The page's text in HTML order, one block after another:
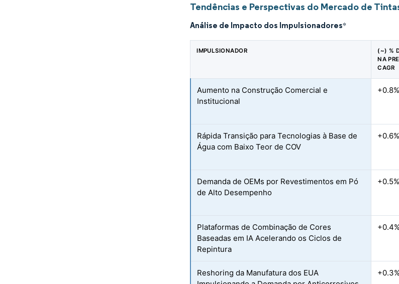
Tendências e Perspectivas do Mercado de
Análise de Impacto dos Impulsionadores*
IMPULSIONADOR
(~) %
NA
CAGR
Aumento na Construção Comercial e
Institucional
+0.8%
Rápida Transição para Tecnologias à Base de
Água com Baixo Teor de COV
+0.6%
Demanda de OEMs por Revestimentos em Pó
de Alto Desempenho
+0.5%
Plataformas de Combinação de Cores
Baseadas em IA Acelerando os Ciclos de
Repintura
+0.4%
Reshoring da Manufatura dos EUA
+0.3%